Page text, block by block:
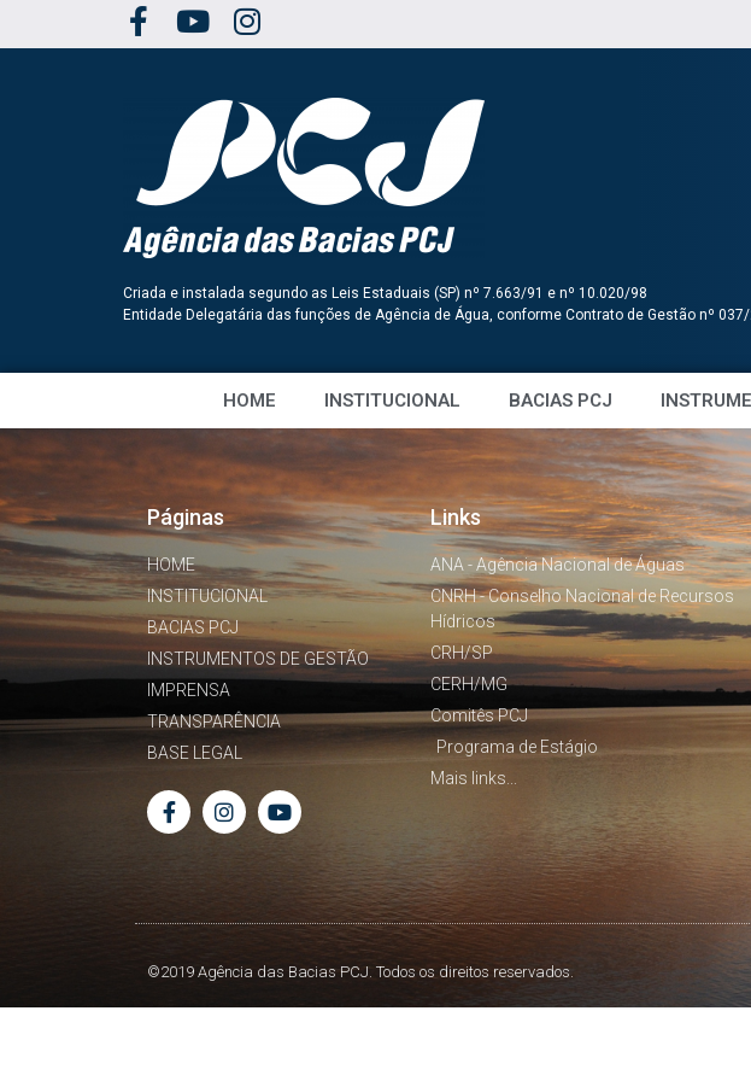
Criada e instalada segundo as Leis Estaduais (SP) nº 7.663/91 e nº 10.020/98
Entidade Delegatária das funções de Agência de Água, conforme Contrato de Gestão nº
HOME INSTITUCIONAL BACIAS PCJ
Páginas
HOME
INSTITUCIONAL
BACIAS PCJ
INSTRUMENTOS DE GESTÃO
IMPRENSA
TRANSPARÊNCIA
BASE LEGAL
Links
ANA - Agência Nacional de Águas
CNRH - Conselho Nacional de Recursos
Hídricos
CRH/SP
CERH/MG
Comitês PCJ
Programa de Estágio
Mais links...
©2019 Agência das Bacias PCJ. Todos os direitos reservados.